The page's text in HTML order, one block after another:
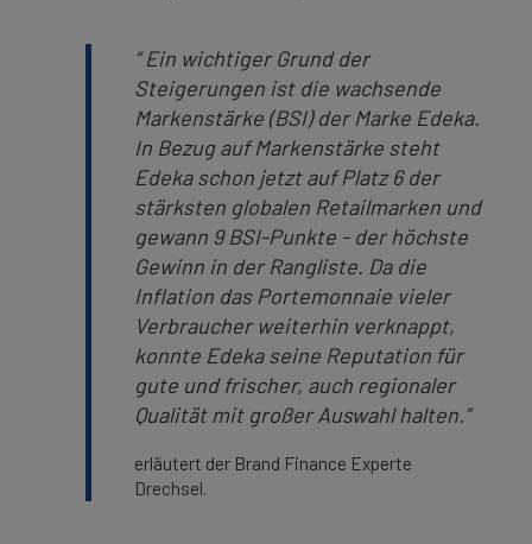
“ Ein wichtiger Grund der
Steigerungen ist die wachsende
Markenstärke (BSI) der Marke Edeka.
In Bezug auf Markenstärke steht
Edeka schon jetzt auf Platz 6 der
stärksten globalen Retailmarken und
gewann 9 BSI-Punkte - der höchste
Gewinn in der Rangliste. Da die
Inflation das Portemonnaie vieler
Verbraucher weiterhin verknappt,
konnte Edeka seine Reputation für
gute und frischer, auch regionaler
Qualität mit großer Auswahl halten.”
erläutert der Brand Finance Experte
Drechsel.